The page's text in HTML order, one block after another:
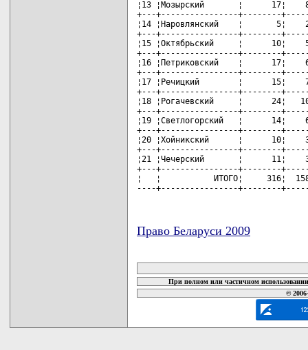
¦13 ¦Мозырский       ¦
+---+----------------+--------
¦14 ¦Наровлянский    ¦
+---+----------------+--------
¦15 ¦Октябрьский     ¦
+---+----------------+--------
¦16 ¦Петриковский    ¦
+---+----------------+--------
¦17 ¦Речицкий        ¦
+---+----------------+--------
¦18 ¦Рогачевский     ¦
+---+----------------+--------
¦19 ¦Светлогорский   ¦
+---+----------------+--------
¦20 ¦Хойникский      ¦
+---+----------------+--------
¦21 ¦Чечерский       ¦
+---+----------------+--------
¦   ¦           ИТОГО¦     316¦
----+----------------+--------
Право Беларуси 2009
При полном или частичном
©